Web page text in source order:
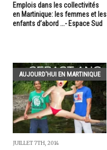
Emplois dans les collectivités
en Martinique: les femmes et les
enfants d’abord ...- Espace Sud
AUJOURD'HUI EN MARTINIQUE
JUILLET 7TH, 2014